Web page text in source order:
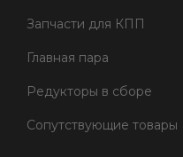
Запчасти для КПП
Главная пара
Редукторы в сборе
Сопутствующие товары